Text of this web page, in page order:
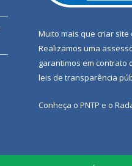
Muito mais que criar site
Realizamos uma
garantimos em contrato
leis de transparência
Conheça o PNTP e o